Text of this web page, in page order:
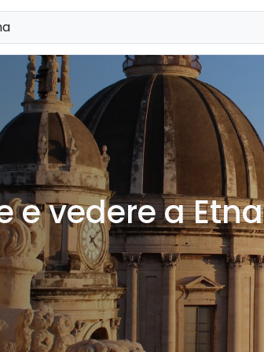
e vedere a Etna